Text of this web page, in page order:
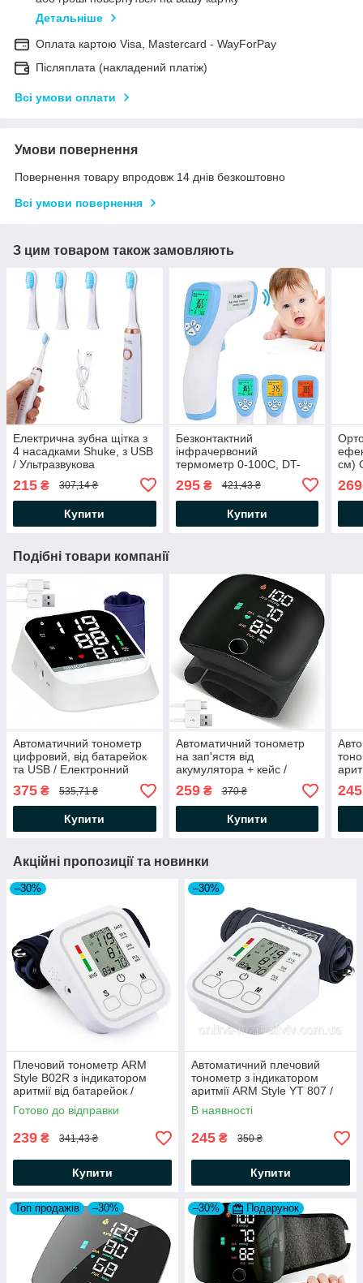
Детальніше
Оплата картою Visa, Mastercard - WayForPay
Післяплата (накладений платіж)
Всі умови оплати
Умови повернення
Повернення товару впродовж 14 днів безкоштовно
Всі умови повернення
З цим товаром також замовляють
Електрична зубна щітка з
4 насадками Shuke, з USB
/ Ультразвукова
акумуляторна щітка для
зубів
215 ₴ 307,14 ₴
Купити
Безконтактний
інфрачервоний
термометр 0-100C, DT-
градусник з дисплеєм /
Пірометр
295₴ 421,43 ₴
Купити
см)
Подібні товари компанії
Автоматичний тонометр
цифровий, від батарейок
та USB / Електронний
апарат для вимірювання
тиску
375 ₴ 535,71 ₴
Купити
Автоматичний тонометр
на зап'ястя від
акумулятора + кейс /
Цифровий тонометр для
вимірювання тиску
259₴ 370 ₴
Купити
245
Акційні пропозиції та новинки
–30%
Плечовий тонометр ARM
Style B02R з індикатором
аритмії від батарейок /
Автоматичний апарат для
тиску
Готово до відправки
239 ₴ 341,43 ₴
Купити
–30%
Автоматичний плечовий
тонометр з індикатором
аритмії ARM Style YT 807 /
Електронний вимірювач тиску
В наявності
245 ₴ 350 ₴
Купити
Топ продажів –30% –30% Подарунок